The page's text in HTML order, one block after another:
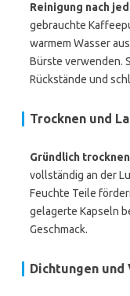
Reinigung nach
gebrauchte
warmem Wasser
Bürste verwenden.
Rückstände und
Trocknen und
Gründlich
vollständig an der
Feuchte Teile
gelagerte Kapseln
Geschmack.
Dichtungen